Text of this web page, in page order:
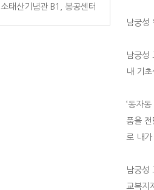
소태산기념관 B1, 봉공센터
남궁성
남궁성
내 기
‘동자
품을 전
로 내가
남궁성
교복지